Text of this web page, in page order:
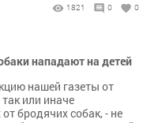
1821 0 0
нападают на детей
нашей газеты от
или иначе
бродячих собак, - не